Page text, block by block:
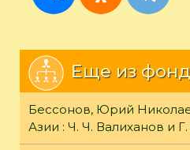
Еще из
Бессонов, Юрий
Азии : Ч. Ч. Валиханов и